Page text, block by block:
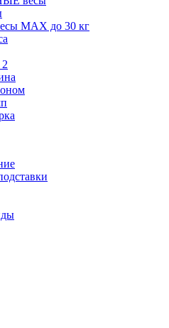
MAX до 30 кг